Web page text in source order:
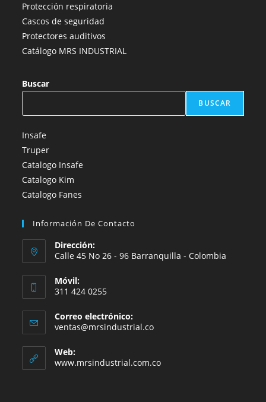
Protección respiratoria
Cascos de seguridad
Protectores auditivos
Catálogo MRS INDUSTRIAL
Buscar
BUSCAR
Insafe
Truper
Catalogo Insafe
Catalogo Kim
Catalogo Fanes
Información De Contacto
Dirección:
Calle 45 No 26 - 96 Barranquilla - Colombia
Móvil:
311 424 0255
Correo electrónico:
ventas@mrsindustrial.coSe
tu
aplicación
Web:
www.mrsindustrial.com.co